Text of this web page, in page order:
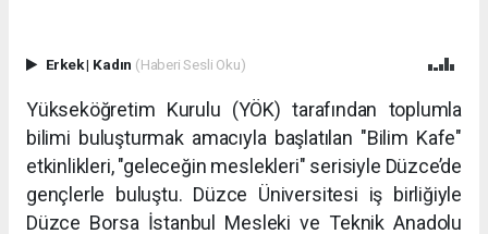
Erkek| Kadın (Haberi Sesli Oku)
Yükseköğretim Kurulu (YÖK) tarafından toplumla
bilimi buluşturmak amacıyla başlatılan "Bilim Kafe"
etkinlikleri, "geleceğin meslekleri" serisiyle Düzce’de
gençlerle buluştu. Düzce Üniversitesi iş birliğiyle
Düzce Borsa İstanbul Mesleki ve Teknik Anadolu